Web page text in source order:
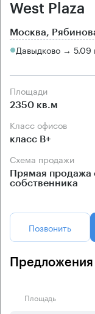
West Plaza
Москва,
Давыдково → 5.09
Площади
2350 кв.м
Класс офисов
класс B+
Схема продажи
Прямая продажа
собственника
Позвонить
Площадь